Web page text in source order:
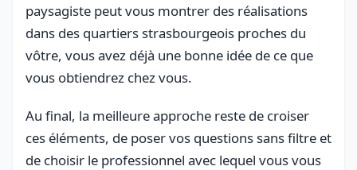
paysagiste peut vous montrer des réalisations
dans des quartiers strasbourgeois proches du
vôtre, vous avez déjà une bonne idée de ce que
vous obtiendrez chez vous.
Au final, la meilleure approche reste de croiser
ces éléments, de poser vos questions sans filtre et
de choisir le professionnel avec lequel vous vous